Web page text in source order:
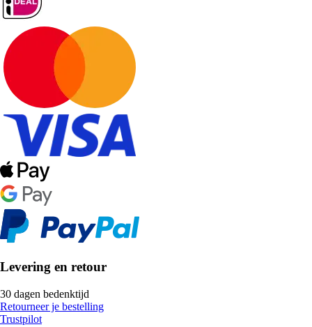
Levering en retour
30 dagen bedenktijd
Retourneer je bestelling
Trustpilot